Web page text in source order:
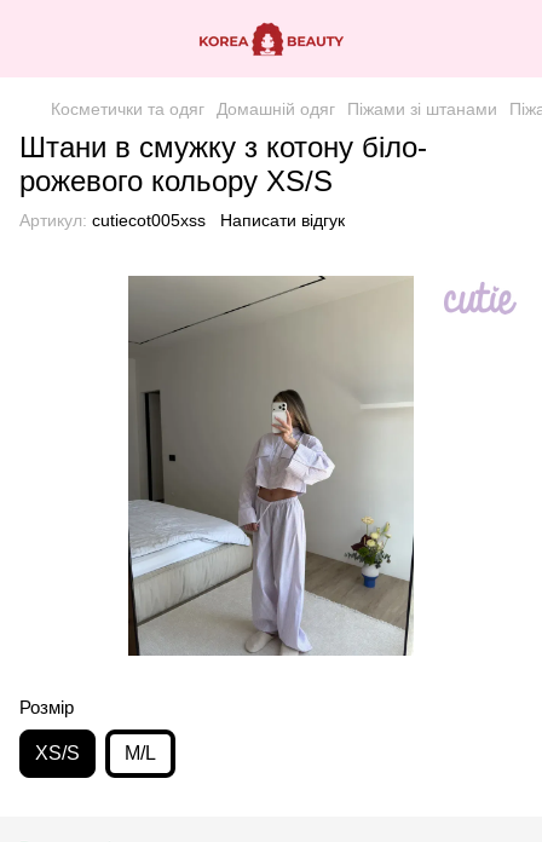
Косметички та одяг Домашній одяг Піжами зі штанами
Штани в смужку з котону біло-
рожевого кольору XS/S
Артикул: cutiecot005xss Написати відгук
Розмір
XS/S M/L